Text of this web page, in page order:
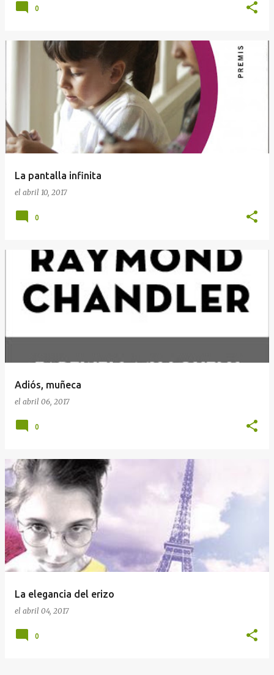
0
La pantalla infinita
el abril 10, 2017
0
Adiós, muñeca
el abril 06, 2017
0
La elegancia del erizo
el abril 04, 2017
0